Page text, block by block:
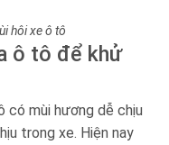
hôi xe ô tô
ô tô để khử
có mùi hương dễ chịu
trong xe. Hiện nay